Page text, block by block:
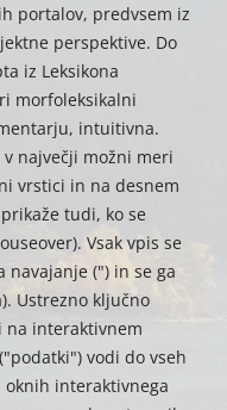
portalov, predvsem iz
perspektive. Do
iz Leksikona
morfoleksikalni
intuitivna.
v največji možni meri
vrstici in na desnem
tudi, ko se
Vsak vpis se
navajanje (") in se ga
Ustrezno ključno
na interaktivnem
vodi do vseh
interaktivnega